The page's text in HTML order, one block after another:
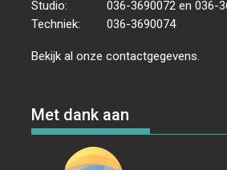
Studio:
036-3690072 en 036-
Techniek:
036-3690074
Bekijk al onzecontactgegevens
Met dank aan